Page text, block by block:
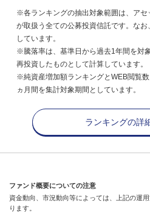
※各ランキングの抽出対象範囲は、アセ
が取扱う全ての公募投資信託です。な
しています。
※騰落率は、基準日から過去1年間を対
再投資したものとして計算しています。
※純資産増加額ランキングとWEB閲覧
ヵ月間を集計対象期間としています。
ランキングの詳
ファンド概要についての注意
資金動向、市況動向等によっては、上記の運
ります。